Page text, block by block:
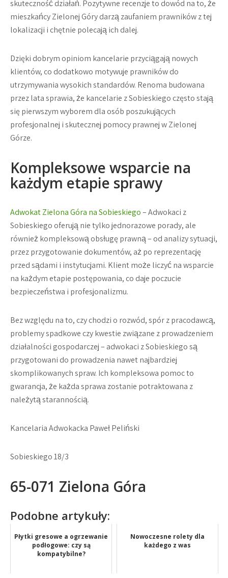
skuteczność działań. Pozytywne recenzje to dowód na to, że
mieszkańcy Zielonej Góry darzą zaufaniem prawników z tej
lokalizacji i chętnie polecają ich dalej.
Dzięki dobrym opiniom kancelarie przyciągają nowych
klientów, co dodatkowo motywuje prawników do
utrzymywania wysokich standardów. Renoma budowana
przez lata sprawia, że kancelarie z Sobieskiego często stają
się pierwszym wyborem dla osób poszukujących
profesjonalnej i skutecznej pomocy prawnej w Zielonej
Górze.
Kompleksowe wsparcie na
każdym etapie sprawy
Adwokat Zielona Góra na Sobieskiego– Adwokaci z
Sobieskiego oferują nie tylko jednorazowe porady, ale
również kompleksową obsługę prawną – od analizy sytuacji,
przez przygotowanie dokumentów, aż po reprezentację
przed sądami i instytucjami. Klient może liczyć na wsparcie
na każdym etapie postępowania, co daje poczucie
bezpieczeństwa i profesjonalizmu.
Bez względu na to, czy chodzi o rozwód, spór z pracodawcą,
problemy spadkowe czy kwestie związane z prowadzeniem
działalności gospodarczej – adwokaci z Sobieskiego są
przygotowani do prowadzenia nawet najbardziej
skomplikowanych spraw. Ich kompleksowa pomoc to
gwarancja, że każda sprawa zostanie potraktowana z
należytą starannością.
Kancelaria Adwokacka Paweł Peliński
Sobieskiego 18/3
65-071 Zielona Góra
Podobne artykuły:
Płytki gresowe a ogrzewanie
podłogowe: czy są
kompatybilne?
Nowoczesne rolety dla
każdego z was